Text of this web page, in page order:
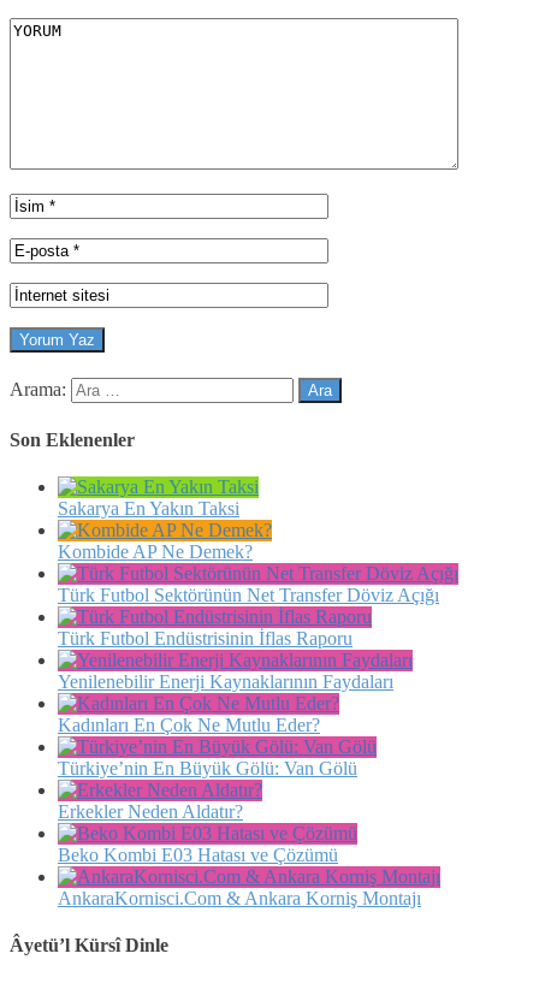
Arama:
Son Eklenenler
Sakarya En Yakın Taksi
Kombide AP Ne Demek?
Türk Futbol Sektörünün Net Transfer Döviz Açığı
Türk Futbol Endüstrisinin İflas Raporu
Yenilenebilir Enerji Kaynaklarının Faydaları
Kadınları En Çok Ne Mutlu Eder?
Türkiye’nin En Büyük Gölü: Van Gölü
Erkekler Neden Aldatır?
Beko Kombi E03 Hatası ve Çözümü
AnkaraKornisci.Com & Ankara Korniş Montajı
Âyetü’l Kürsî Dinle